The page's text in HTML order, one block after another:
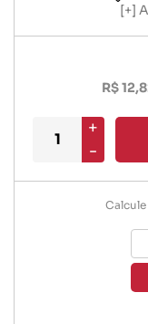
R$
+
-